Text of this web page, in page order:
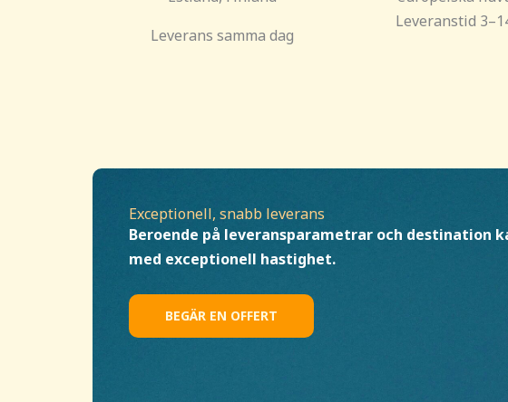
Leverans samma dag
Leveranstid
Exceptionell, snabb leverans
Beroende på leveransparametrar och destination
med exceptionell hastighet.
BEGÄR EN OFFERT